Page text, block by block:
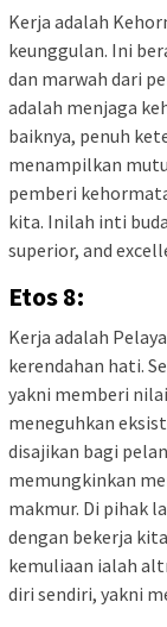
Kerja adalah
keunggulan. Ini
dan marwah dari
adalah menjaga
baiknya, penuh
menampilkan
pemberi
kita. Inilah inti
superior, and
Etos 8:
Kerja adalah
kerendahan hati.
yakni memberi
meneguhkan
disajikan bagi
memungkinkan
makmur. Di pihak
dengan bekerja
kemuliaan ialah
diri sendiri, yakni